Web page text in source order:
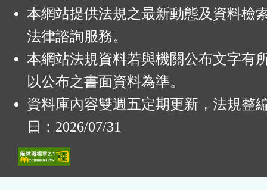
本網站提供法規之最新動態及資料檢
法律諮詢服務。
本網站法規資料若與機關公布文字有
以公布之書面資料為準。
資料庫內容雙週五定期更新，法規整
日：2026/07/31